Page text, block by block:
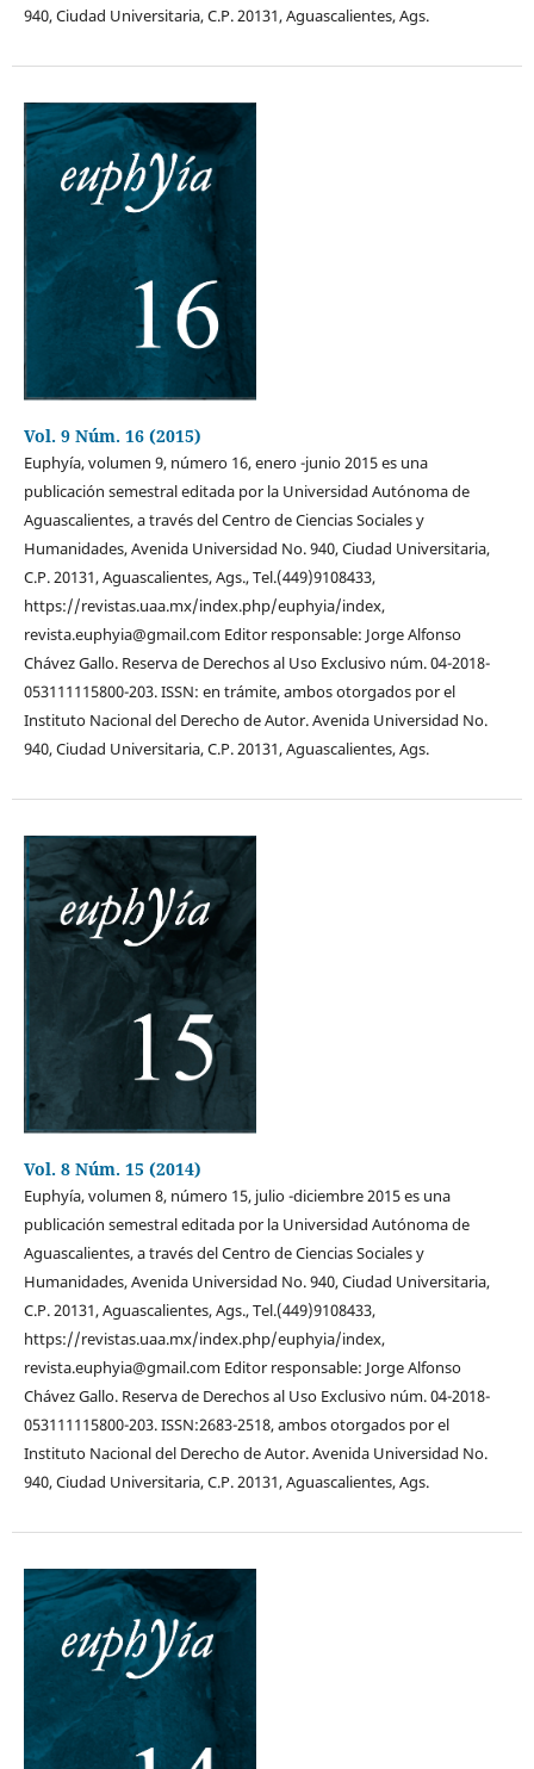
940, Ciudad Universitaria, C.P. 20131, Aguascalientes, Ags.
Vol. 9 Núm. 16 (2015)
Euphyía, volumen 9, número 16, enero -junio 2015 es una
publicación semestral editada por la Universidad Autónoma de
Aguascalientes, a través del Centro de Ciencias Sociales y
Humanidades, Avenida Universidad No. 940, Ciudad Universitaria,
C.P. 20131, Aguascalientes, Ags., Tel.(449)9108433,
https://revistas.uaa.mx/index.php/euphyia/index,
revista.euphyia@gmail.com Editor responsable: Jorge Alfonso
Chávez Gallo. Reserva de Derechos al Uso Exclusivo núm. 04-2018-
053111115800-203. ISSN: en trámite, ambos otorgados por el
Instituto Nacional del Derecho de Autor. Avenida Universidad No.
940, Ciudad Universitaria, C.P. 20131, Aguascalientes, Ags.
Vol. 8 Núm. 15 (2014)
Euphyía, volumen 8, número 15, julio -diciembre 2015 es una
publicación semestral editada por la Universidad Autónoma de
Aguascalientes, a través del Centro de Ciencias Sociales y
Humanidades, Avenida Universidad No. 940, Ciudad Universitaria,
C.P. 20131, Aguascalientes, Ags., Tel.(449)9108433,
https://revistas.uaa.mx/index.php/euphyia/index,
revista.euphyia@gmail.com Editor responsable: Jorge Alfonso
Chávez Gallo. Reserva de Derechos al Uso Exclusivo núm. 04-2018-
053111115800-203. ISSN:2683-2518, ambos otorgados por el
Instituto Nacional del Derecho de Autor. Avenida Universidad No.
940, Ciudad Universitaria, C.P. 20131, Aguascalientes, Ags.